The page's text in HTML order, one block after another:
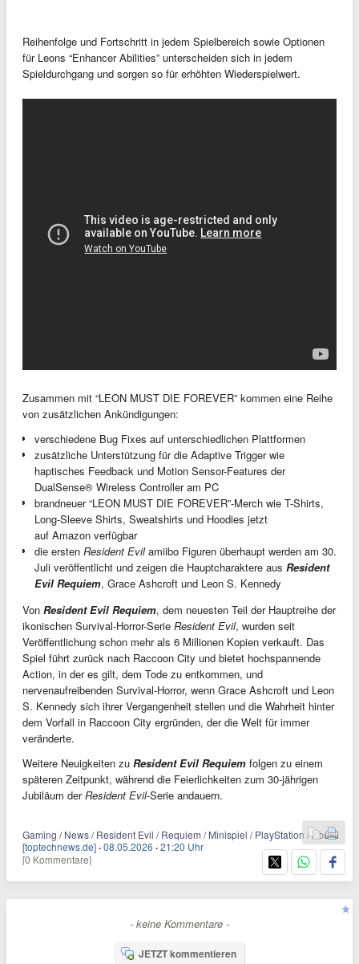
Reihenfolge und Fortschritt in jedem Spielbereich sowie Optionen
für Leons “Enhancer Abilities” unterscheiden sich in jedem
Spieldurchgang und sorgen so für erhöhten Wiederspielwert.
Zusammen mit “LEON MUST DIE FOREVER” kommen eine Reihe
von zusätzlichen Ankündigungen:
verschiedene Bug Fixes auf unterschiedlichen Plattformen
zusätzliche Unterstützung für die Adaptive Trigger wie
haptisches Feedback und Motion Sensor-Features der
DualSense® Wireless Controller am PC
brandneuer “LEON MUST DIE FOREVER”-Merch wie T-Shirts,
Long-Sleeve Shirts, Sweatshirts und Hoodies jetzt
auf Amazon verfügbar
die ersten Resident Evilamiibo Figuren überhaupt werden am 30.
Juli veröffentlicht und zeigen die Hauptcharaktere aus Resident
Evil Requiem, Grace Ashcroft und Leon S. Kennedy
Von Resident Evil Requiem, dem neuesten Teil der Hauptreihe der
ikonischen Survival-Horror-Serie Resident Evil, wurden seit
Veröffentlichung schon mehr als 6 Millionen Kopien verkauft. Das
Spiel führt zurück nach Raccoon City und bietet hochspannende
Action, in der es gilt, dem Tode zu entkommen, und
nervenaufreibenden Survival-Horror, wenn Grace Ashcroft und Leon
S. Kennedy sich ihrer Vergangenheit stellen und die Wahrheit hinter
dem Vorfall in Raccoon City ergründen, der die Welt für immer
veränderte.
Weitere Neuigkeiten zu Resident Evil Requiem folgen zu einem
späteren Zeitpunkt, während die Feierlichkeiten zum 30-jährigen
Jubiläum derResident Evil-Serie andauern.
Gaming / News / Resident Evil / Requiem / Minispiel / PlayStation / Xbox
[toptechnews.de] ·08.05.2026 ·21:20 Uhr
[0 Kommentare]
- keine Kommentare -
JETZT kommentieren